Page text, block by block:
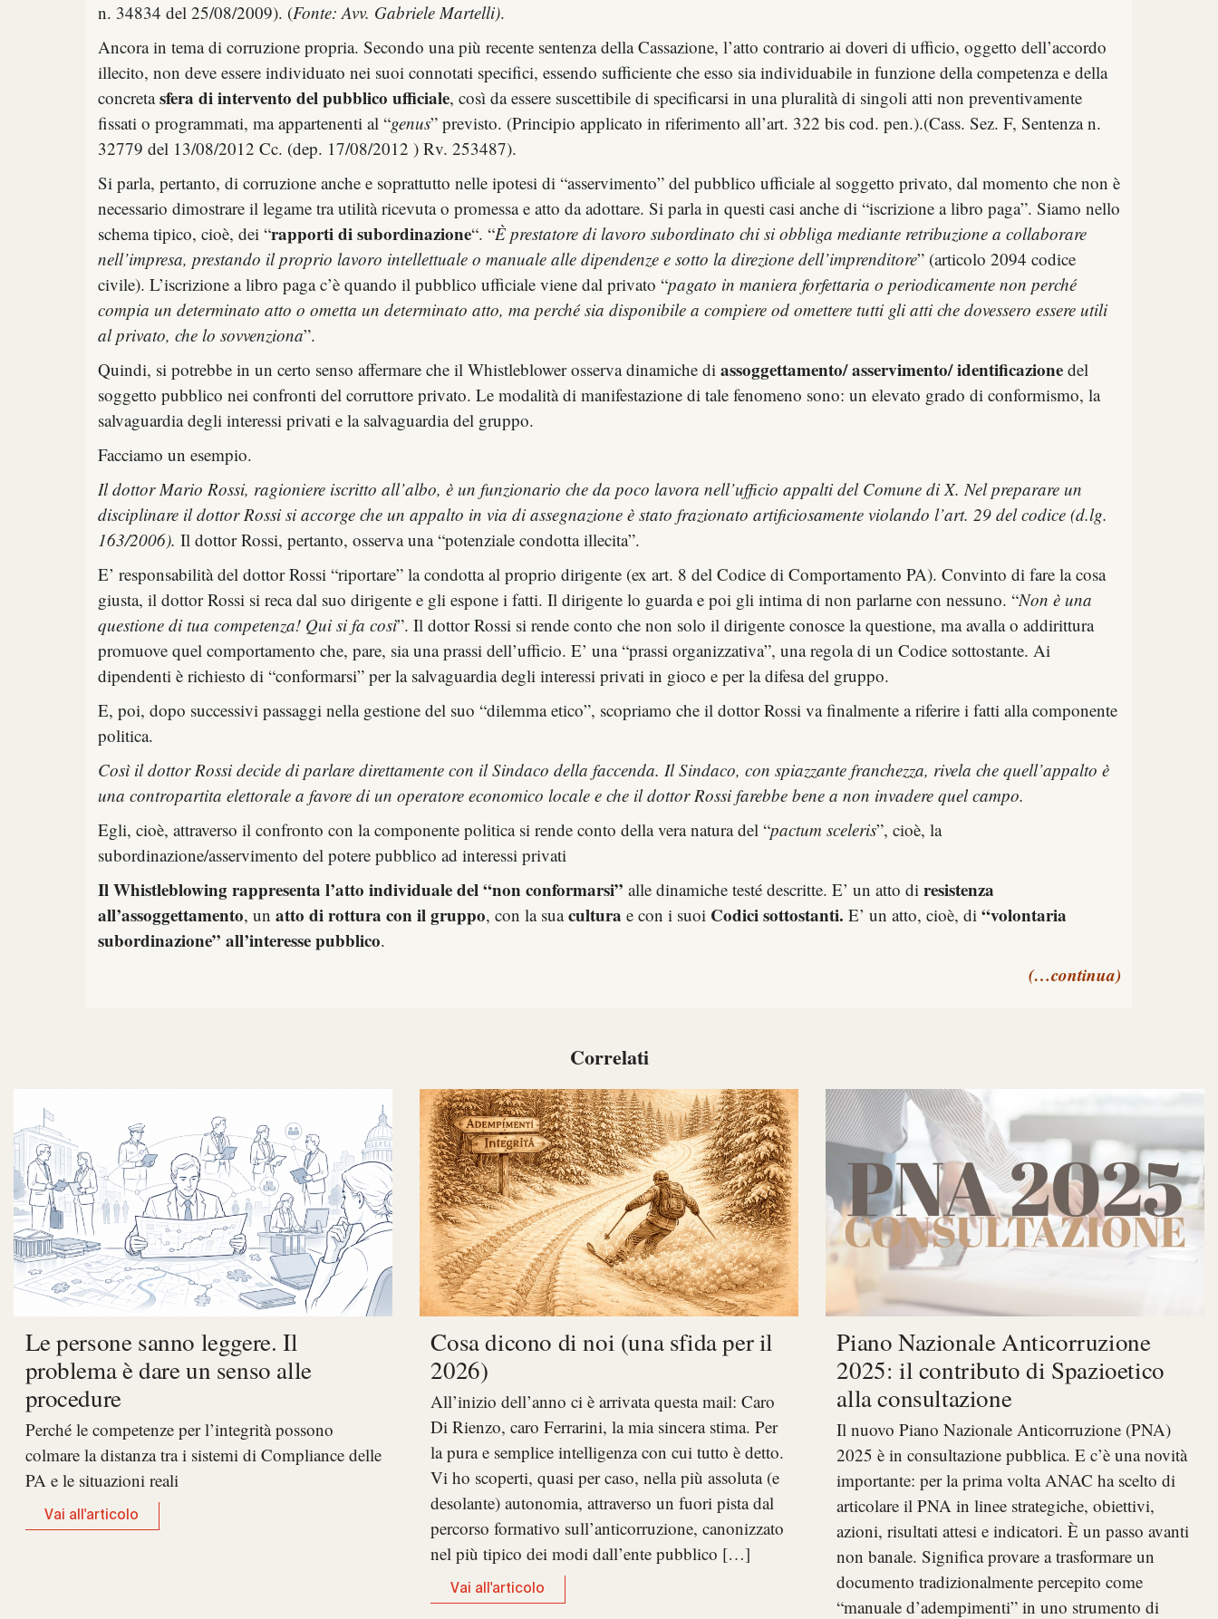
n. 34834 del 25/08/2009). (Fonte: Avv. Gabriele Martelli).
Ancora in tema di corruzione propria. Secondo una più recente sentenza della Cassazione, l’atto contrario ai doveri di ufficio, oggetto dell’accordo
illecito, non deve essere individuato nei suoi connotati specifici, essendo sufficiente che esso sia individuabile in funzione della competenza e della
concretasfera di intervento del pubblico ufficiale, così da essere suscettibile di specificarsi in una pluralità di singoli atti non preventivamente
fissati o programmati, ma appartenenti al “genus” previsto. (Principio applicato in riferimento all’art. 322 bis cod. pen.).(Cass. Sez. F, Sentenza n.
32779 del 13/08/2012 Cc. (dep. 17/08/2012 ) Rv. 253487).
Si parla, pertanto, di corruzione anche e soprattutto nelle ipotesi di “asservimento” del pubblico ufficiale al soggetto privato, dal momento che non è
necessario dimostrare il legame tra utilità ricevuta o promessa e atto da adottare. Si parla in questi casi anche di “iscrizione a libro paga”. Siamo nello
schema tipico, cioè, dei “rapporti di subordinazione“. “È prestatore di lavoro subordinato chi si obbliga mediante retribuzione a collaborare
nell’impresa, prestando il proprio lavoro intellettuale o manuale alle dipendenze e sotto la direzione dell’imprenditore” (articolo 2094 codice
civile). L’iscrizione a libro paga c’è quando il pubblico ufficiale viene dal privato “pagato in maniera forfettaria o periodicamente non perché
compia un determinato atto o ometta un determinato atto, ma perché sia disponibile a compiere od omettere tutti gli atti che dovessero essere utili
al privato, che lo sovvenziona”.
Quindi, si potrebbe in un certo senso affermare che il Whistleblower osserva dinamiche di assoggettamento/ asservimento/ identificazionedel
soggetto pubblico nei confronti del corruttore privato. Le modalità di manifestazione di tale fenomeno sono: un elevato grado di conformismo, la
salvaguardia degli interessi privati e la salvaguardia del gruppo.
Facciamo un esempio.
Il dottor Mario Rossi, ragioniere iscritto all’albo, è un funzionario che da poco lavora nell’ufficio appalti del Comune di X. Nel preparare un
disciplinare il dottor Rossi si accorge che un appalto in via di assegnazione è stato frazionato artificiosamente violando l’art. 29 del codice (d.lg.
163/2006). Il dottor Rossi, pertanto, osserva una “potenziale condotta illecita”.
E’ responsabilità del dottor Rossi “riportare” la condotta al proprio dirigente (ex art. 8 del Codice di Comportamento PA). Convinto di fare la cosa
giusta, il dottor Rossi si reca dal suo dirigente e gli espone i fatti. Il dirigente lo guarda e poi gli intima di non parlarne con nessuno. “Non è una
questione di tua competenza! Qui si fa così”. Il dottor Rossi si rende conto che non solo il dirigente conosce la questione, ma avalla o addirittura
promuove quel comportamento che, pare, sia una prassi dell’ufficio. E’ una “prassi organizzativa”, una regola di un Codice sottostante. Ai
dipendenti è richiesto di “conformarsi” per la salvaguardia degli interessi privati in gioco e per la difesa del gruppo.
E, poi, dopo successivi passaggi nella gestione del suo “dilemma etico”, scopriamo che il dottor Rossi va finalmente a riferire i fatti alla componente
politica.
Così il dottor Rossi decide di parlare direttamente con il Sindaco della faccenda. Il Sindaco, con spiazzante franchezza, rivela che quell’appalto è
una contropartita elettorale a favore di un operatore economico locale e che il dottor Rossi farebbe bene a non invadere quel campo.
Egli, cioè, attraverso il confronto con la componente politica si rende conto della vera natura del “pactum sceleris”, cioè, la
subordinazione/asservimento del potere pubblico ad interessi privati
Il Whistleblowing rappresenta l’atto individuale del “non conformarsi” alle dinamiche testé descritte. E’ un atto di resistenza
all’assoggettamento, un atto di rottura con il gruppo, con la suacultura e con i suoi Codici sottostanti. E’ un atto, cioè, di “volontaria
subordinazione” all’interesse pubblico.
(…continua)
Correlati
Le persone sanno leggere. Il
problema è dare un senso alle
procedure
Perché le competenze per l’integrità possono
colmare la distanza tra i sistemi di Compliance delle
PA e le situazioni reali
Vai all'articolo
Cosa dicono di noi (una sfida per il
2026)
All’inizio dell’anno ci è arrivata questa mail: Caro
Di Rienzo, caro Ferrarini, la mia sincera stima. Per
la pura e semplice intelligenza con cui tutto è detto.
Vi ho scoperti, quasi per caso, nella più assoluta (e
desolante) autonomia, attraverso un fuori pista dal
percorso formativo sull’anticorruzione, canonizzato
nel più tipico dei modi dall’ente pubblico […]
Vai all'articolo
Piano Nazionale Anticorruzione
2025: il contributo di Spazioetico
alla consultazione
Il nuovo Piano Nazionale Anticorruzione (PNA)
2025 è in consultazione pubblica. E c’è una novità
importante: per la prima volta ANAC ha scelto di
articolare il PNA in linee strategiche, obiettivi,
azioni, risultati attesi e indicatori. È un passo avanti
non banale. Significa provare a trasformare un
documento tradizionalmente percepito come
“manuale d’adempimenti” in uno strumento di